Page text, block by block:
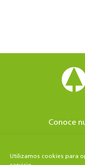
Utilizamos cookies para
Conoce